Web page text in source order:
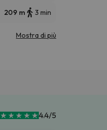
209 m 3 min
Mostra di più
4.4/5